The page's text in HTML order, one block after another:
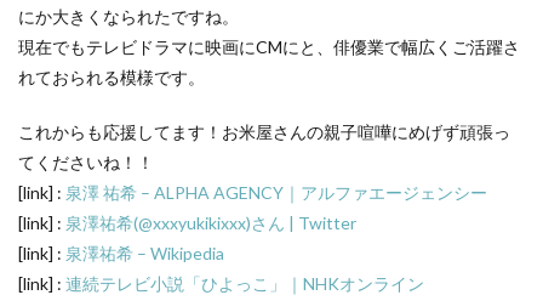
にか大きくなられたですね。
現在でもテレビドラマに映画にCMにと、俳優業で幅広くご活躍さ
れておられる模様です。
これからも応援してます！お米屋さんの親子喧嘩にめげず頑張っ
てくださいね！！
[link] : 泉澤 祐希 – ALPHA AGENCY｜アルファエージェンシー
[link] : 泉澤祐希(@xxxyukikixxx)さん | Twitter
[link] : 泉澤祐希 – Wikipedia
[link] : 連続テレビ小説「ひよっこ」｜NHKオンライン